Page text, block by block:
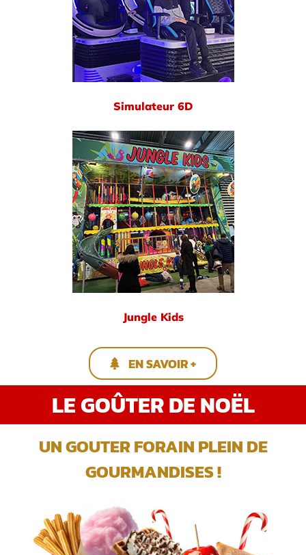
Simulateur 6D
Jungle Kids
EN SAVOIR +
LE GOÛTER DE NOËL
UN GOUTER FORAIN PLEIN DE
GOURMANDISES !